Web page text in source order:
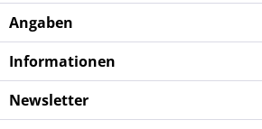
Angaben
Informationen
Newsletter